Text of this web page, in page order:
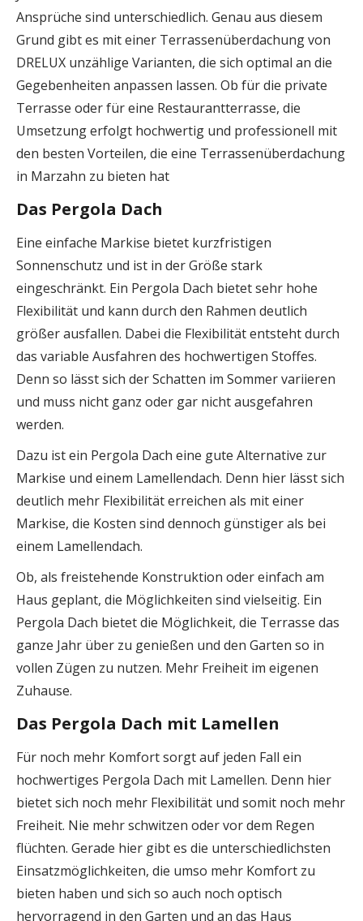
Ansprüche sind unterschiedlich. Genau aus diesem
Grund gibt es mit einer Terrassenüberdachung von
DRELUX unzählige Varianten, die sich optimal an die
Gegebenheiten anpassen lassen. Ob für die private
Terrasse oder für eine Restaurantterrasse, die
Umsetzung erfolgt hochwertig und professionell mit
den besten Vorteilen, die eine Terrassenüberdachung
in Marzahn zu bieten hat
Das Pergola Dach
Eine einfache Markise bietet kurzfristigen
Sonnenschutz und ist in der Größe stark
eingeschränkt. Ein Pergola Dach bietet sehr hohe
Flexibilität und kann durch den Rahmen deutlich
größer ausfallen. Dabei die Flexibilität entsteht durch
das variable Ausfahren des hochwertigen Stoffes.
Denn so lässt sich der Schatten im Sommer variieren
und muss nicht ganz oder gar nicht ausgefahren
werden.
Dazu ist ein Pergola Dach eine gute Alternative zur
Markise und einem Lamellendach. Denn hier lässt sich
deutlich mehr Flexibilität erreichen als mit einer
Markise, die Kosten sind dennoch günstiger als bei
einem Lamellendach.
Ob, als freistehende Konstruktion oder einfach am
Haus geplant, die Möglichkeiten sind vielseitig. Ein
Pergola Dach bietet die Möglichkeit, die Terrasse das
ganze Jahr über zu genießen und den Garten so in
vollen Zügen zu nutzen. Mehr Freiheit im eigenen
Zuhause.
Das Pergola Dach mit Lamellen
Für noch mehr Komfort sorgt auf jeden Fall ein
hochwertiges Pergola Dach mit Lamellen. Denn hier
bietet sich noch mehr Flexibilität und somit noch mehr
Freiheit. Nie mehr schwitzen oder vor dem Regen
flüchten. Gerade hier gibt es die unterschiedlichsten
Einsatzmöglichkeiten, die umso mehr Komfort zu
bieten haben und sich so auch noch optisch
hervorragend in den Garten und an das Haus